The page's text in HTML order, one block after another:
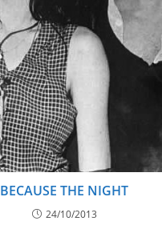
BECAUSE THE NIGHT
24/10/2013